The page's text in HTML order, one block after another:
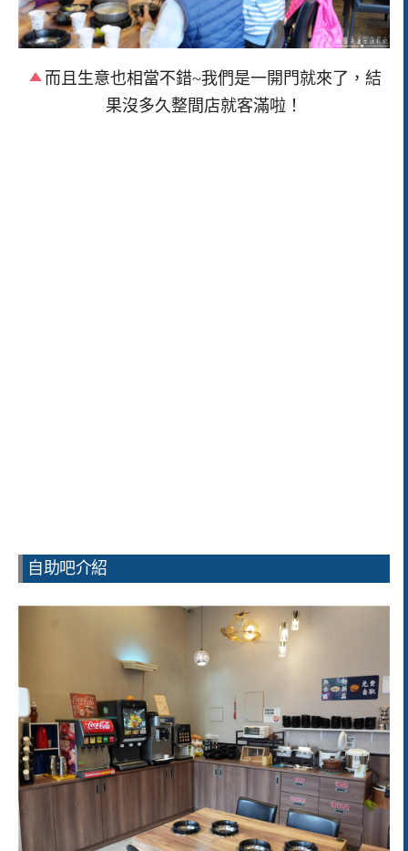
而且生意也相當不錯~我們是一開門就來了，結
果沒多久整間店就客滿啦！
自助吧介紹